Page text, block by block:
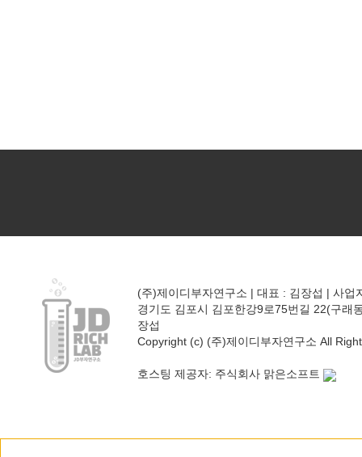
(주)제이디부자연구소 | 대표 : 김장섭 | 사
경기도 김포시 김포한강9로75번길 22(구래
장섭
Copyright (c) (주)제이디부자연구소 All
호스팅 제공자: 주식회사 맑은소프트